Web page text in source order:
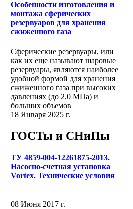
Особенности изготовления и
монтажа сферических
резервуаров для хранения
сжиженного газа
Сферические резервуары, или
как их еще называют шаровые
резервуары, являются наиболее
удобной формой для хранения
сжиженного газа при высоких
давлениях (до 2,0 МПа) и
больших объемов
18 Января 2025 г.
ГОСТы и СНиПы
ТУ 4859-004-12261875-2013.
Насосно-счетная установка
Vortex. Технические условия
08 Июня 2017 г.